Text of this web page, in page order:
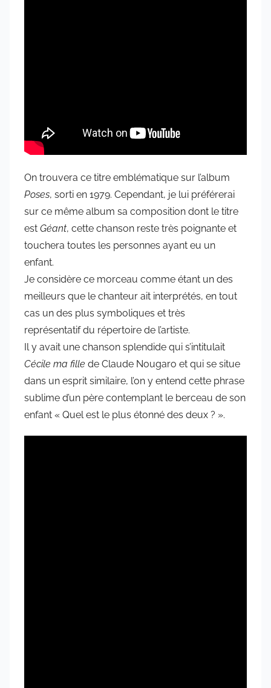
On trouvera ce titre emblématique sur l’album
Poses, sorti en 1979. Cependant, je lui préférerai
sur ce même album sa composition dont le titre
est Géant, cette chanson reste très poignante et
touchera toutes les personnes ayant eu un
enfant.
Je considère ce morceau comme étant un des
meilleurs que le chanteur ait interprétés, en tout
cas un des plus symboliques et très
représentatif du répertoire de l’artiste.
Il y avait une chanson splendide qui s’intitulait
Cécile ma fille de Claude Nougaro et qui se situe
dans un esprit similaire, l’on y entend cette phrase
sublime d’un père contemplant le berceau de son
enfant « Quel est le plus étonné des deux ? ».